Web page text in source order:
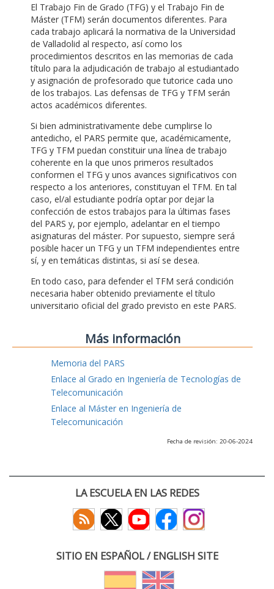
El Trabajo Fin de Grado (TFG) y el Trabajo Fin de
Máster (TFM) serán documentos diferentes. Para
cada trabajo aplicará la normativa de la Universidad
de Valladolid al respecto, así como los
procedimientos descritos en las memorias de cada
título para la adjudicación de trabajo al estudiantado
y asignación de profesorado que tutorice cada uno
de los trabajos. Las defensas de TFG y TFM serán
actos académicos diferentes.
Si bien administrativamente debe cumplirse lo
antedicho, el PARS permite que, académicamente,
TFG y TFM puedan constituir una línea de trabajo
coherente en la que unos primeros resultados
conformen el TFG y unos avances significativos con
respecto a los anteriores, constituyan el TFM. En tal
caso, el/al estudiante podría optar por dejar la
confección de estos trabajos para la últimas fases
del PARS y, por ejemplo, adelantar en el tiempo
asignaturas del máster. Por supuesto, siempre será
posible hacer un TFG y un TFM independientes entre
sí, y en temáticas distintas, si así se desea.
En todo caso, para defender el TFM será condición
necesaria haber obtenido previamente el título
universitario oficial del grado previsto en este PARS.
Más información
Memoria del PARS
Enlace al Grado en Ingeniería de Tecnologías de
Telecomunicación
Enlace al Máster en Ingeniería de
Telecomunicación
Fecha de revisión: 20-06-2024
LA ESCUELA EN LAS REDES
SITIO EN ESPAÑOL / ENGLISH SITE